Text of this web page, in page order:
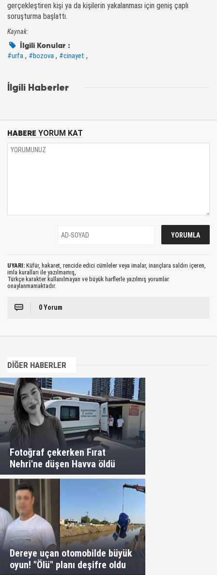
gerçekleştiren kişi ya da kişilerin yakalanması için geniş çaplı
soruşturma başlattı.
Kaynak:
İlgili Konular :
#urfa , #bozova , #cinayet ,
İlgili Haberler
HABERE YORUM KAT
UYARI: Küfür, hakaret, rencide edici cümleler veya imalar, inançlara saldırı içeren,
imla kuralları ile yazılmamış,
Türkçe karakter kullanılmayan ve büyük harflerle yazılmış yorumlar
onaylanmamaktadır.
0 Yorum
DİĞER HABERLER
Fotoğraf çekerken Fırat
Nehri'ne düşen Havva öldü
Dereye uçan otomobilde büyük
oyun! "Ölü" planı deşifre oldu